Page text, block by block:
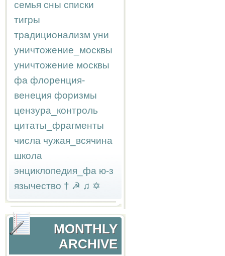
семья сны списки
тигры
традиционализм уни
уничтожение_москвы
уничтожение москвы
фа флоренция-
венеция форизмы
цензура_контроль
цитаты_фрагменты
числа чужая_всячина
школа
энциклопедия_фа ю-з
язычество † ☭ ♫ ✡
MONTHLY
ARCHIVE